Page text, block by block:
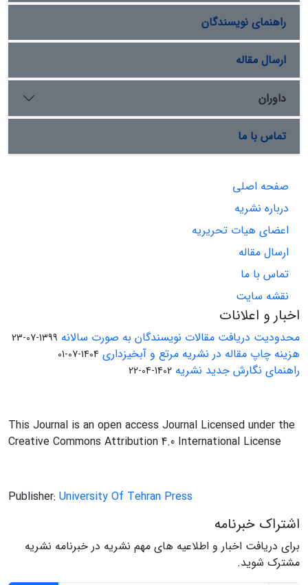
راهنمای نویسندگان
ارسال مقاله
داوران
تماس با ما
صفحه اصلی
درباره نشریه
اعضای هیات تحریریه
ارسال مقاله
تماس با ما
نقشه سایت
اخبار و اعلانات
محدودیت دریافت مقالات نویسندگان به صورت سالانه 1399-07-23
هزینه چاپ مقاله در نشریه مرتع و آبخیزداری 1404-07-01
راهنمای نگارش جدید نشریه 1402-04-22
This Journal is an open access Journal Licensed under the
Creative Commons Attribution 4.0 International License
Publisher: University Of Tehran Press
اشتراک خبرنامه
برای دریافت اخبار و اطلاعیه های مهم نشریه در خبرنامه نشریه
مشترک شوید.